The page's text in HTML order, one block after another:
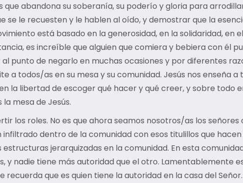
que abandona su soberanía, su poderío y gloria para
se le recuesten y le hablen al oído, y demostrar que la
está basado en la generosidad, en la solidaridad,
es increíble que alguien que comiera y bebiera con él
punto de negarlo en muchas ocasiones y por diferentes
a todos/as en su mesa y su comunidad. Jesús nos enseña
la libertad de escoger qué hacer y qué creer, y sobre todo
mesa de Jesús.
los roles. No es que ahora seamos nosotros/as los
dentro de la comunidad con esos titulillos que
jerarquizadas en la comunidad. En esta
y nadie tiene más autoridad que el otro. Lamentablemente
recuerda que es quien tiene la autoridad en la casa del